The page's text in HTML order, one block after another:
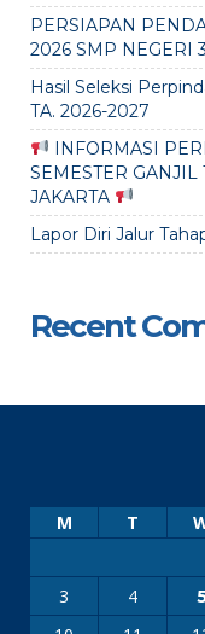
PERSIAPAN
2026 SMP NEGERI
Hasil Seleksi
TA. 2026-2027
INFORMASI
SEMESTER
JAKARTA
Lapor Diri Jalur
Recent
M
T
3
4